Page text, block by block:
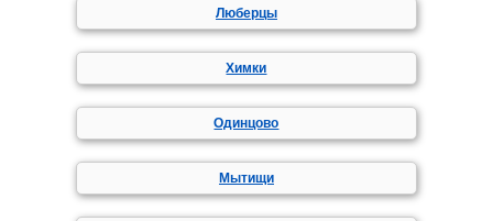
Люберцы
Химки
Одинцово
Мытищи